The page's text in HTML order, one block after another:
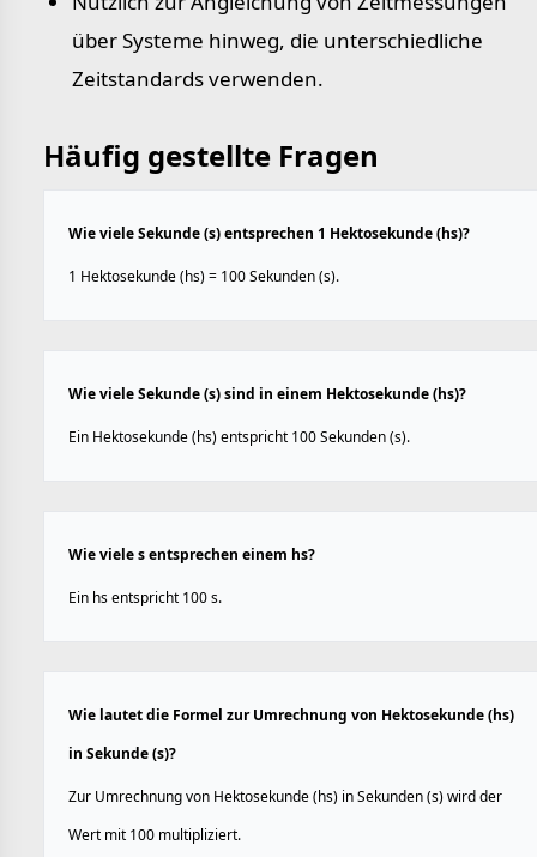
über Systeme hinweg, die unterschiedliche
Zeitstandards verwenden.
Häufig gestellte Fragen
Wie viele Sekunde (s) entsprechen 1 Hektosekunde (hs)?
1 Hektosekunde (hs) = 100 Sekunden (s).
Wie viele Sekunde (s) sind in einem Hektosekunde (hs)?
Ein Hektosekunde (hs) entspricht 100 Sekunden (s).
Wie viele s entsprechen einem hs?
Ein hs entspricht 100 s.
Wie lautet die Formel zur Umrechnung von Hektosekunde (hs)
in Sekunde (s)?
Zur Umrechnung von Hektosekunde (hs) in Sekunden (s) wird der
Wert mit 100 multipliziert.